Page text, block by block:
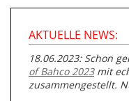
AKTUELLE NEWS:
18.06.2023: Schon
of Bahco 2023mit
zusammengestellt.